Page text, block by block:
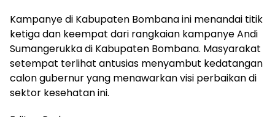
Kampanye di Kabupaten Bombana ini menandai titik
ketiga dan keempat dari rangkaian kampanye Andi
Sumangerukka di Kabupaten Bombana. Masyarakat
setempat terlihat antusias menyambut kedatangan
calon gubernur yang menawarkan visi perbaikan di
sektor kesehatan ini.